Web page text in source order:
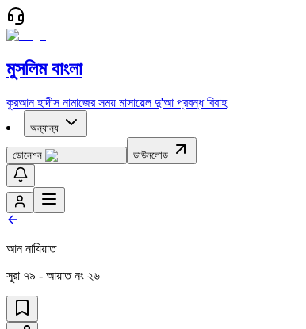
মুসলিম বাংলা
কুরআন হাদীস নামাজের সময় মাসায়েল দু'আ প্রবন্ধ বিবাহ
অন্যান্য
ডোনেশন ডাউনলোড
আন নাযিয়াত
সূরা ৭৯ - আয়াত নং ২৬